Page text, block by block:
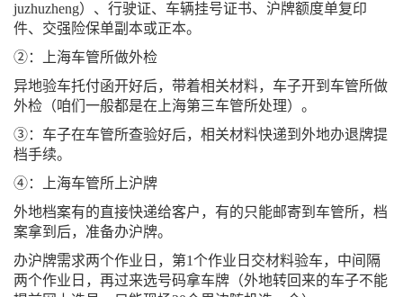
juzhuzheng）、行驶证、车辆挂号证书、沪牌额度单复印
件、交强险保单副本或正本。
②：上海车管所做外检
异地验车托付函开好后，带着相关材料，车子开到车管所做
外检（咱们一般都是在上海第三车管所处理）。
③：车子在车管所查验好后，相关材料快递到外地办退牌提
档手续。
④：上海车管所上沪牌
外地档案有的直接快递给客户，有的只能邮寄到车管所，档
案拿到后，准备办沪牌。
办沪牌需求两个作业日，第1个作业日交材料验车，中间隔
两个作业日，再过来选号码拿车牌（外地转回来的车子不能